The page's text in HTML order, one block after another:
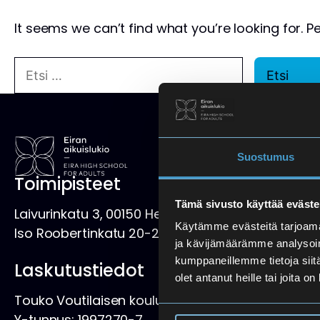
Suostumus
Tämä sivusto käyttää
Käytämme evästeitä
ja kävijämäärämme
kumppaneillemme tietoja
olet antanut heille tai joita
It seems we can’t find what you’re looking for.
Etsi
Etsi
Toimipisteet
Laivurinkatu 3, 00150 Helsinki, kartta
Iso Roobertinkatu 20-22 A, 00120 Helsinki, kartta
Laskutustiedot
Touko Voutilaisen koulusäätiö sr